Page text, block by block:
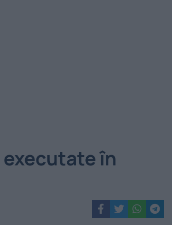
executate în